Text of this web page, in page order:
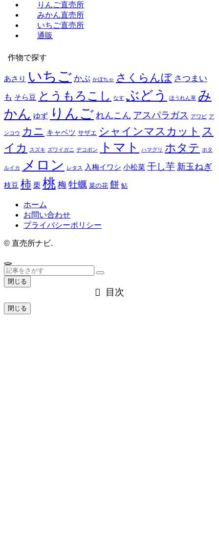
りんご直売所
みかん直売所
いちご直売所
通販
作物で探す
あさり いちご かぶ かぼちゃ さくらんぼ さつまい
も そら豆 とうもろこし なす ぶどう ほうれん草 み
かん ゆず りんご れんこん アスパラガス アワビ ア
ンコウ カニ キャベツ サザエ シャインマスカット ス
イカ
スズキ ズワイガニ デコポン トマト ハマグリ ホタテ ホタ
ルイカ メロン レタス 入梅イワシ 小松菜 干し芋 新玉ねぎ
枝豆 柿 栗 桃 梅 牡蠣 菜の花 餅 鮎
ホーム
お問い合わせ
プライバシーポリシー
© 直売所ナビ.
閉じる
目次
閉じる